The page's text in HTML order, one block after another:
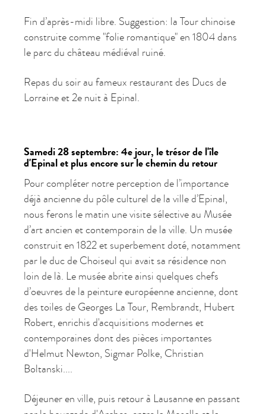
Fin d’après-midi libre. Suggestion: la Tour chinoise
construite comme "folie romantique" en 1804 dans
le parc du château médiéval ruiné.
Repas du soir au fameux restaurant des Ducs de
Lorraine et 2e nuit à Epinal.
Samedi 28 septembre: 4e jour, le trésor de l'île
d'Epinal et plus encore sur le chemin du retour
Pour compléter notre perception de l’importance
déjà ancienne du pôle culturel de la ville d’Epinal,
nous ferons le matin une visite sélective au Musée
d’art ancien et contemporain de la ville. Un musée
construit en 1822 et superbement doté, notamment
par le duc de Choiseul qui avait sa résidence non
loin de là. Le musée abrite ainsi quelques chefs
d’oeuvres de la peinture européenne ancienne, dont
des toiles de Georges La Tour, Rembrandt, Hubert
Robert, enrichis d'acquisitions modernes et
contemporaines dont des pièces importantes
d'Helmut Newton, Sigmar Polke, Christian
Boltanski....
Déjeuner en ville, puis retour à Lausanne en passant